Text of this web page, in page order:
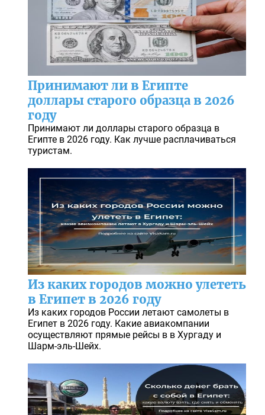
Принимают ли в Египте
доллары старого образца в 2026
году
Принимают ли доллары старого образца в
Египте в 2026 году. Как лучше расплачиваться
туристам.
Из каких городов можно улететь
в Египет в 2026 году
Из каких городов России летают самолеты в
Египет в 2026 году. Какие авиакомпании
осуществляют прямые рейсы в в Хургаду и
Шарм-эль-Шейх.